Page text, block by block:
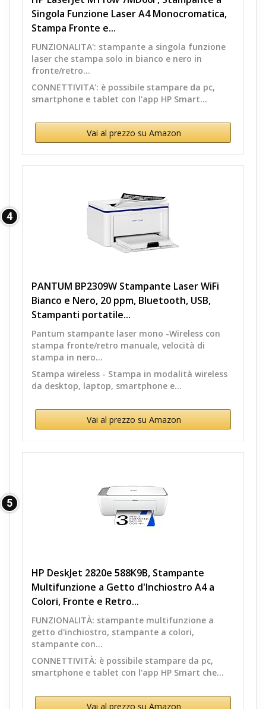
Singola Funzione Laser A4 Monocromatica,
Stampa Fronte e...
FUNZIONALITA': stampante a singola funzione
laser che stampa solo in bianco e nero in
fronte/retro...
CONNETTIVITA': è possibile stampare da pc,
smartphone e tablet con l'app HP Smart...
Vai al prezzo su Amazon
4
PANTUM BP2309W Stampante Laser WiFi
Bianco e Nero, 20 ppm, Bluetooth, USB,
Stampanti portatile...
Pantum stampante laser mono -Wireless con
stampa fronte/retro manuale, velocità di
stampa in nero...
Stampa wireless - Stampa in modalità wireless
da desktop, laptop, smartphone e...
Vai al prezzo su Amazon
5
HP DeskJet 2820e 588K9B, Stampante
Multifunzione a Getto d'Inchiostro A4 a
Colori, Fronte e Retro...
FUNZIONALITÀ: stampante multifunzione a
getto d'inchiostro, stampante a colori,
stampante con...
CONNETTIVITÀ: è possibile stampare da pc,
smartphone e tablet con l'app HP Smart che...
Vai al prezzo su Amazon